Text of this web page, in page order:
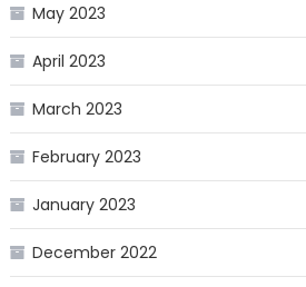
May 2023
April 2023
March 2023
February 2023
January 2023
December 2022